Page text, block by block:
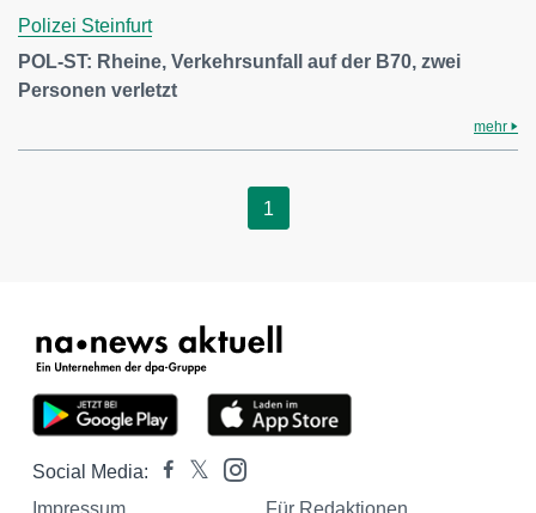
Polizei Steinfurt
POL-ST: Rheine, Verkehrsunfall auf der B70, zwei
Personen verletzt
mehr
1
Social Media:
Impressum
Für Redaktionen